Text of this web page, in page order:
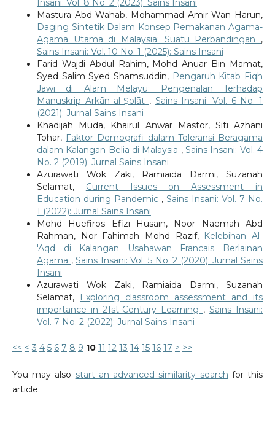
Insani: Vol. 8 No. 2 (2023): Sains Insani
Mastura Abd Wahab, Mohammad Amir Wan Harun,
Daging Sintetik Dalam Konsep Pemakanan Agama-
Agama Utama di Malaysia: Suatu Perbandingan ,
Sains Insani: Vol. 10 No. 1 (2025): Sains Insani
Farid Wajdi Abdul Rahim, Mohd Anuar Bin Mamat,
Syed Salim Syed Shamsuddin, Pengaruh Kitab Fiqh
Jawi di Alam Melayu: Pengenalan Terhadap
Manuskrip Arkān al-Ṣolāt , Sains Insani: Vol. 6 No. 1
(2021): Jurnal Sains Insani
Khadijah Muda, Khairul Anwar Mastor, Siti Azhani
Tohar, Faktor Demografi dalam Toleransi Beragama
dalam Kalangan Belia di Malaysia ,Sains Insani: Vol. 4
No. 2 (2019): Jurnal Sains Insani
Azurawati Wok Zaki, Ramiaida Darmi, Suzanah
Selamat, Current Issues on Assessment in
Education during Pandemic ,Sains Insani: Vol. 7 No.
1 (2022): Jurnal Sains Insani
Mohd Huefiros Efizi Husain, Noor Naemah Abd
Rahman, Nor Fahimah Mohd Razif, Kelebihan Al-
'Aqd di Kalangan Usahawan Francais Berlainan
Agama ,Sains Insani: Vol. 5 No. 2 (2020): Jurnal Sains
Insani
Azurawati Wok Zaki, Ramiaida Darmi, Suzanah
Selamat,
Exploring classroom assessment and its
importance in 21st-Century Learning ,Sains Insani:
Vol. 7 No. 2 (2022): Jurnal Sains Insani
<< < 3 4 5 6 7 8 9 10 11 12 13 14 15 16 17 > >>
You may also start an advanced similarity search for this
article.